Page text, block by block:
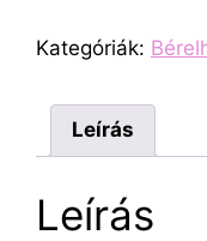
Kategóriák:
Leírás
Leírás